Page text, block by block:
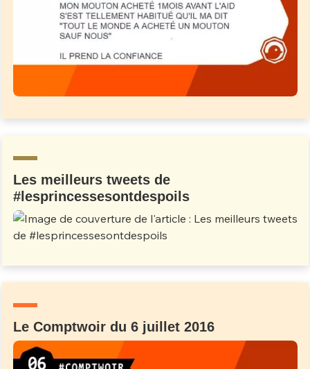
Les meilleurs tweets de
#lesprincessesontdespoils
Le Comptwoir du 6 juillet 2016